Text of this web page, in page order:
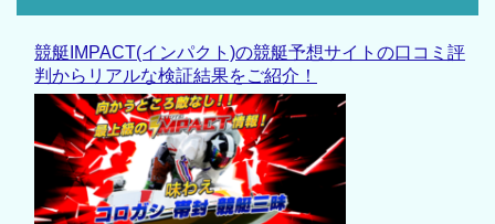
競艇IMPACT(インパクト)の競艇予想サイトの口コミ評
判からリアルな検証結果をご紹介！